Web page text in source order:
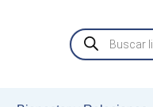
Búsqueda
de
productos